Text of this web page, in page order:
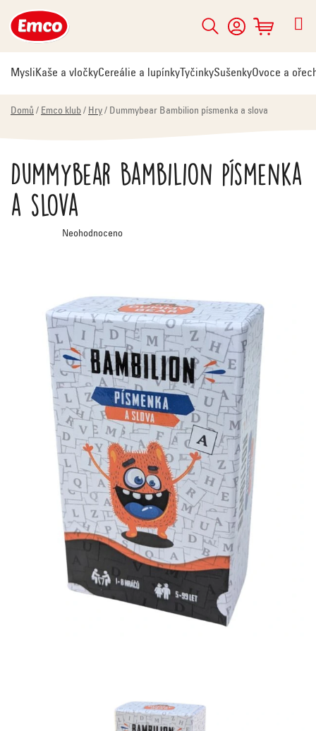
na
obsah
Hledat
NÁKUPNÍ
KOŠÍK
MysliKaše a vločkyCereálie a lupínky TyčinkySušenkyOvoce a
Domů / Emco klub / Hry / Dummybear Bambilion písmenka a slova
Dummybear Bambilion písmenka
a slova
Průměrné
hodnocení
Neohodnoceno